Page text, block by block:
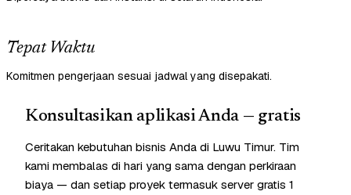
Tepat Waktu
Komitmen pengerjaan sesuai jadwal yang disepakati.
Konsultasikan aplikasi Anda — gratis
Ceritakan kebutuhan bisnis Anda di Luwu Timur. Tim
kami membalas di hari yang sama dengan perkiraan
biaya — dan setiap proyek termasuk server gratis 1